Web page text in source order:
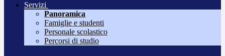
Servizi
Panoramica
Famiglie e studenti
Personale scolastico
Percorsi di studio